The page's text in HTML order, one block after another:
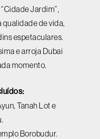
Jardim”,
qualidade de vida,
espetaculares.
e arroja Dubai
momento.
Tanah Lot e
Borobudur.